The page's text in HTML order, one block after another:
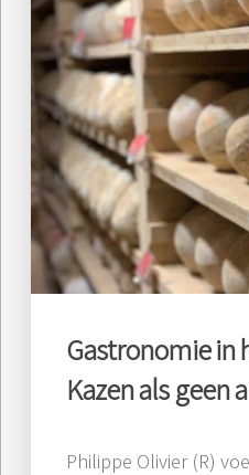
Gastronomie in
Kazen als geen
Philippe Olivier (R)